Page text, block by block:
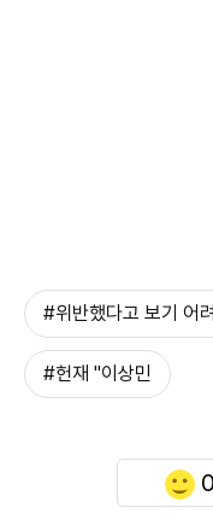
#위반했다고 보기 어
#헌재 "이상민
0